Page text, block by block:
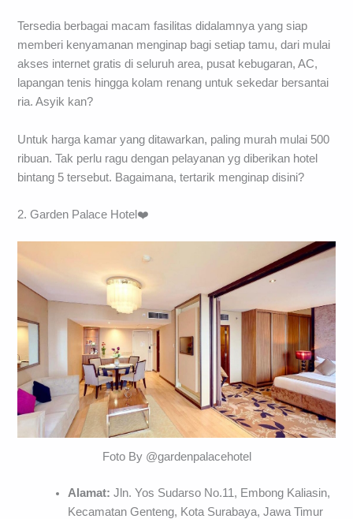
Tersedia berbagai macam fasilitas didalamnya yang siap
memberi kenyamanan menginap bagi setiap tamu, dari mulai
akses internet gratis di seluruh area, pusat kebugaran, AC,
lapangan tenis hingga kolam renang untuk sekedar bersantai
ria. Asyik kan?
Untuk harga kamar yang ditawarkan, paling murah mulai 500
ribuan. Tak perlu ragu dengan pelayanan yg diberikan hotel
bintang 5 tersebut. Bagaimana, tertarik menginap disini?
2. Garden Palace Hotel❤️
Foto By @gardenpalacehotel
Alamat: Jln. Yos Sudarso No.11, Embong Kaliasin,
Kecamatan Genteng, Kota Surabaya, Jawa Timur